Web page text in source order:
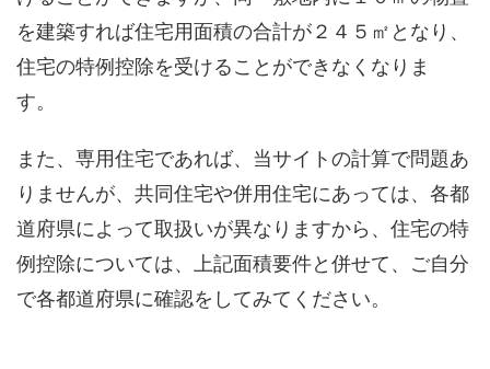
を建築すれば住宅用面積の合計が２４５㎡となり、
住宅の特例控除を受けることができなくなりま
す。
また、専用住宅であれば、当サイトの計算で問題あ
りませんが、共同住宅や併用住宅にあっては、各都
道府県によって取扱いが異なりますから、住宅の特
例控除については、上記面積要件と併せて、ご自分
で各都道府県に確認をしてみてください。